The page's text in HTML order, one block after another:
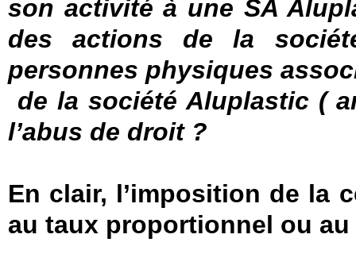
son activité à une SA
des actions de la
personnes physiques
de la société Aluplastic (
l’abus de droit ?
En clair, l’imposition de la
au taux proportionnel ou